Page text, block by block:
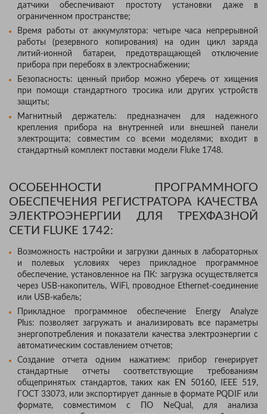
датчики обеспечивают простоту установки даже в
ограниченном пространстве;
Время работы от аккумулятора: четыре часа непрерывной
работы (резервного копирования) на один цикл заряда
литий-ионной батареи, предотвращающей отключение
прибора при перебоях в электроснабжении;
Безопасность: ценный прибор можно уберечь от хищения
при помощи стандартного тросика или других устройств
защиты;
Магнитный держатель: предназначен для надежного
крепления прибора на внутренней или внешней панели
электрощита; совместим со всеми моделями; входит в
стандартный комплект поставки модели Fluke 1748.
ОСОБЕННОСТИ ПРОГРАММНОГО
ОБЕСПЕЧЕНИЯ РЕГИСТРАТОРА КАЧЕСТВА
ЭЛЕКТРОЭНЕРГИИ ДЛЯ ТРЕХФАЗНОЙ
СЕТИ FLUKE 1742:
Возможность настройки и загрузки данных в лабораторных
и полевых условиях через прикладное программное
обеспечение, установленное на ПК: загрузка осуществляется
через USB-накопитель, WiFi, проводное Ethernet-соединение
или USB-кабель;
Прикладное программное обеспечение Energy Analyze
Plus: позволяет загружать и анализировать все параметры
энергопотребления и показатели качества электроэнергии с
автоматическим составлением отчетов;
Создание отчета одним нажатием: прибор генерирует
стандартные отчеты соответствующие требованиям
общепринятых стандартов, таких как EN 50160, IEEE 519,
ГОСТ 33073, или экспортирует данные в формате PQDIF или
формате, совместимом с ПО NeQual, для анализа